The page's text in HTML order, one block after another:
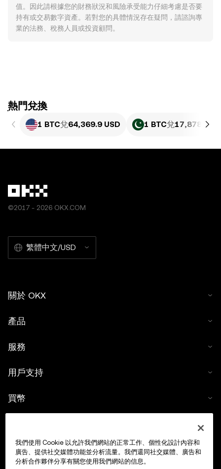
值。因此請根據您的財務狀況和風險承受能力仔細考慮是否要
持有或交易數字資產。若對您的具體情況存在疑問，請諮詢專
業的法務、稅務人員或投資顧問。
ִִִִִִִִִִִִִִִִִִִִִִִִִִִִִִִִִִִִִִִִִִִִִִִִ熱門兌換
1 BTC兌64,369.9 USD 1 BTC兌
©2017 - 2026 OKX.COM
繁體中文/USD
關於 OKX
產品
服務
用戶支持
買幣
交易
我們使用 Cookie 以允許我們網站的正常工作、個性化設計內容和
廣告、提供社交媒體功能並分析流量。我們還同社交媒體、廣告和
分析合作夥伴分享有關您使用我們網站的信息。